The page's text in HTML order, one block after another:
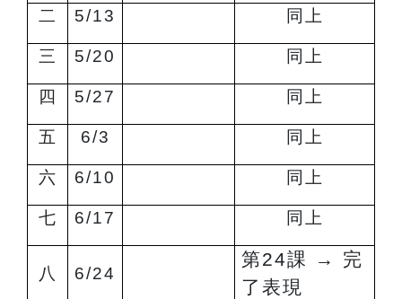
二 5/13 同上
三 5/20 同上
四 5/27 同上
五 6/3 同上
六 6/10 同上
七 6/17 同上
八 6/24
第24課
→ 完
了 表現